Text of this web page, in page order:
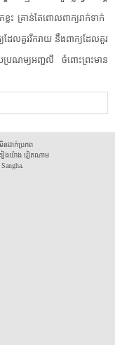
គ្រាន់តែ​ពោល​ពាក្យ​រាក់ទាក់​
ល​គួរ​រីករាយ​ ​នឹង​ពាក្យ​ដែល​គួរ​
រណម្យ​អញ្ជលី​ ​ចំពោះ​ព្រះមាន
នដាក់ប្រភព
ងយ៉ាង វៀតណាម